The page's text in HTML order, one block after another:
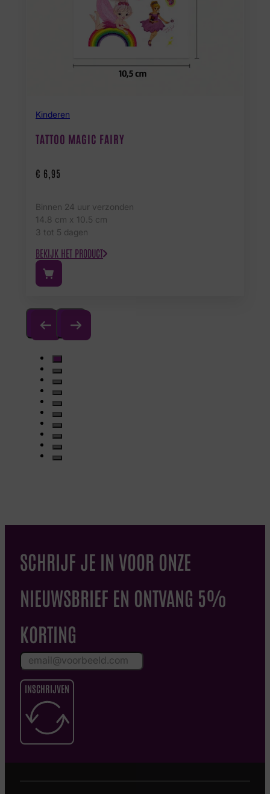
Kinderen
TATTOO MAGIC FAIRY
€ 6,95
Binnen 24 uur verzonden
14.8 cm x 10.5 cm
3 tot 5 dagen
BEKIJK HET PRODUCT
SCHRIJF JE IN VOOR ONZE
NIEUWSBRIEF EN ONTVANG 5%
KORTING
INSCHRIJVEN